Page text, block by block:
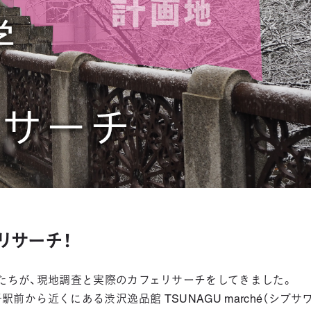
ーチ！
が、現地調査と実際のカフェリサーチをしてきました。
前から近くにある渋沢逸品館 TSUNAGU marché（シブサ